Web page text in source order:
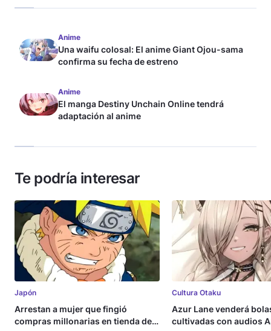
Anime
Una waifu colosal: El anime Giant Ojou-sama
confirma su fecha de estreno
Anime
El manga Destiny Unchain Online tendrá
adaptación al anime
Te podría interesar
Japón
Arrestan a mujer que fingió
compras millonarias en tienda de
Cultura Otaku
Azur Lane venderá
cultivadas con audios